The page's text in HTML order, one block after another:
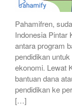
Pahamifren,
Indonesia Pintar
antara program
pendidikan
ekonomi. Lewat
bantuan dana
pendidikan ke
[…]